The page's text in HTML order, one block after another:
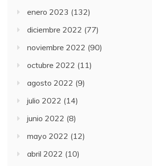
enero 2023 (132)
diciembre 2022 (77)
noviembre 2022 (90)
octubre 2022 (11)
agosto 2022 (9)
julio 2022 (14)
junio 2022 (8)
mayo 2022 (12)
abril 2022 (10)